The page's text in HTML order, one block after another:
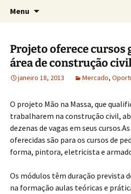
Rodrimix
Concretos e Pisos
Menu
Projeto oferece cursos
área de construção
janeiro 18, 2013 Mercado,
O projeto Mão na Massa, que
trabalharem na construção civil,
dezenas de vagas em seus
oferecidas são para os cursos de
forma, pintora, eletricista e
Os módulos têm duração prevista
na formação aulas teóricas e